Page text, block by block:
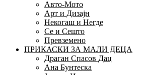
Авто-Мото
Арт и Дизајн
Некогаш и Негде
Се и Сешто
Превземено
ПРИКАСКИ ЗА МАЛИ ДЕЦА
Драган Спасов Дац
Ана Бунтеска